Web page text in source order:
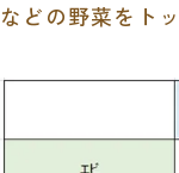
などの野菜をト